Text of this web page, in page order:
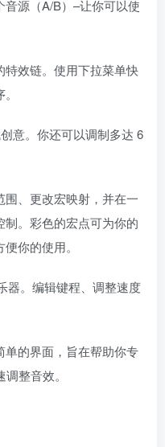
源（A/B）–让你可以使
效链。使用下拉菜单快
意。你还可以调制多达 6
、更改宏映射，并在一
。彩色的宏点可为你的
你的使用。
器。编辑键程、调整速度
的界面，旨在帮助你专
整音效。